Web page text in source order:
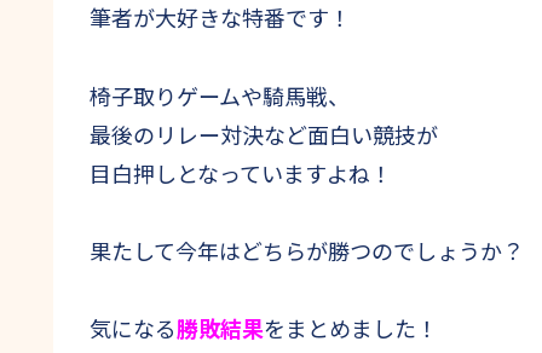
筆者が大好きな特番です！
椅子取りゲームや騎馬戦、
最後のリレー対決など面白い競技が
目白押しとなっていますよね！
果たして今年はどちらが勝つのでしょうか？
気になる勝敗結果をまとめました！